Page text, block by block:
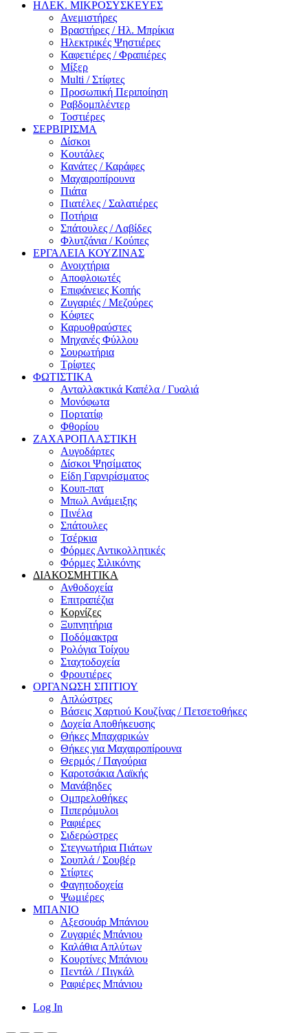
ΗΛΕΚ. ΜΙΚΡΟΣΥΣΚΕΥΕΣ
Ανεμιστήρες
Βραστήρες / Ηλ. Μπρίκια
Ηλεκτρικές Ψηστιέρες
Καφετιέρες / Φραπιέρες
Μίξερ
Multi / Στίφτες
Προσωπική Περιποίηση
Ραβδομπλέντερ
Τοστιέρες
ΣΕΡΒΙΡΙΣΜΑ
Δίσκοι
Κουτάλες
Κανάτες / Καράφες
Μαχαιροπίρουνα
Πιάτα
Πιατέλες / Σαλατιέρες
Ποτήρια
Σπάτουλες / Λαβίδες
Φλυτζάνια / Κούπες
ΕΡΓΑΛΕΙΑ ΚΟΥΖΙΝΑΣ
Ανοιχτήρια
Αποφλοιωτές
Επιφάνειες Κοπής
Ζυγαριές / Μεζούρες
Κόφτες
Καρυοθραύστες
Μηχανές Φύλλου
Σουρωτήρια
Τρίφτες
ΦΩΤΙΣΤΙΚΑ
Ανταλλακτικά Καπέλα / Γυαλιά
Μονόφωτα
Πορτατίφ
Φθορίου
ΖΑΧΑΡΟΠΛΑΣΤΙΚΗ
Αυγοδάρτες
Δίσκοι Ψησίματος
Είδη Γαρνιρίσματος
Κουπ-πατ
Μπωλ Ανάμειξης
Πινέλα
Σπάτουλες
Τσέρκια
Φόρμες Αντικολλητικές
Φόρμες Σιλικόνης
ΔΙΑΚΟΣΜΗΤΙΚΑ
Ανθοδοχεία
Επιτραπέζια
Κορνίζες
Ξυπνητήρια
Ποδόμακτρα
Ρολόγια Τοίχου
Σταχτοδοχεία
Φρουτιέρες
ΟΡΓΑΝΩΣΗ ΣΠΙΤΙΟΥ
Απλώστρες
Βάσεις Χαρτιού Κουζίνας / Πετσετοθήκες
Δοχεία Αποθήκευσης
Θήκες Μπαχαρικών
Θήκες για Μαχαιροπίρουνα
Θερμός / Παγούρια
Καροτσάκια Λαϊκής
Μανάβηδες
Ομπρελοθήκες
Πιπερόμυλοι
Ραφιέρες
Σιδερώστρες
Στεγνωτήρια Πιάτων
Σουπλά / Σουβέρ
Στίφτες
Φαγητοδοχεία
Ψωμιέρες
ΜΠΑΝΙΟ
Αξεσουάρ Μπάνιου
Ζυγαριές Μπάνιου
Καλάθια Απλύτων
Κουρτίνες Μπάνιου
Πεντάλ / Πιγκάλ
Ραφιέρες Μπάνιου
Log In